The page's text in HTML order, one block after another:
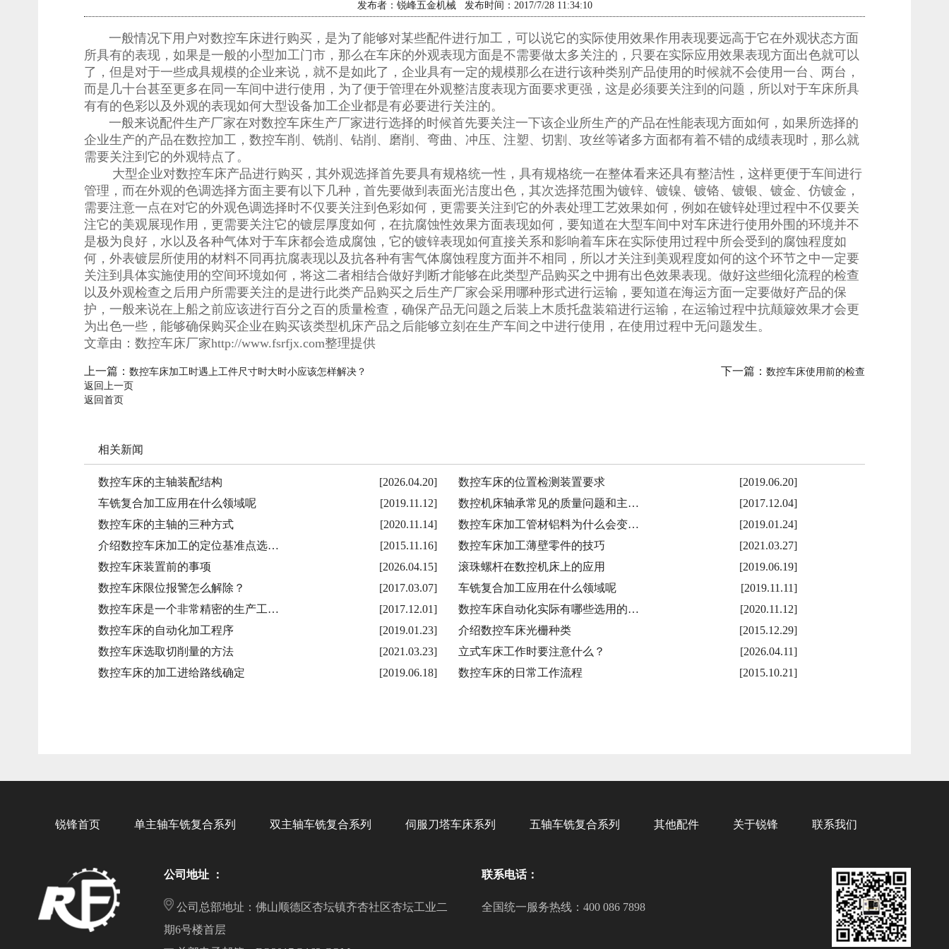
发布者：锐峰五金机械 发布时间：2017/7/28 11:34:10
一般情况下用户对数控车床进行购买，是为了能够对某些配件进行加工，可以说它的实际使用效果作用表现要远高于它在外观状态方面
所具有的表现，如果是一般的小型加工门市，那么在车床的外观表现方面是不需要做太多关注的，只要在实际应用效果表现方面出色就可以
了，但是对于一些成具规模的企业来说，就不是如此了，企业具有一定的规模那么在进行该种类别产品使用的时候就不会使用一台、两台，
而是几十台甚至更多在同一车间中进行使用，为了便于管理在外观整洁度表现方面要求更强，这是必须要关注到的问题，所以对于车床所具
有有的色彩以及外观的表现如何大型设备加工企业都是有必要进行关注的。
一般来说配件生产厂家在对数控车床生产厂家进行选择的时候首先要关注一下该企业所生产的产品在性能表现方面如何，如果所选择的
企业生产的产品在数控加工，数控车削、铣削、钻削、磨削、弯曲、冲压、注塑、切割、攻丝等诸多方面都有着不错的成绩表现时，那么就
需要关注到它的外观特点了。
大型企业对数控车床产品进行购买，其外观选择首先要具有规格统一性，具有规格统一在整体看来还具有整洁性，这样更便于车间进行
管理，而在外观的色调选择方面主要有以下几种，首先要做到表面光洁度出色，其次选择范围为镀锌、镀镍、镀铬、镀银、镀金、仿镀金，
需要注意一点在对它的外观色调选择时不仅要关注到色彩如何，更需要关注到它的外表处理工艺效果如何，例如在镀锌处理过程中不仅要关
注它的美观展现作用，更需要关注它的镀层厚度如何，在抗腐蚀性效果方面表现如何，要知道在大型车间中对车床进行使用外围的环境并不
是极为良好，水以及各种气体对于车床都会造成腐蚀，它的镀锌表现如何直接关系和影响着车床在实际使用过程中所会受到的腐蚀程度如
何，外表镀层所使用的材料不同再抗腐表现以及抗各种有害气体腐蚀程度方面并不相同，所以才关注到美观程度如何的这个环节之中一定要
关注到具体实施使用的空间环境如何，将这二者相结合做好判断才能够在此类型产品购买之中拥有出色效果表现。做好这些细化流程的检查
以及外观检查之后用户所需要关注的是进行此类产品购买之后生产厂家会采用哪种形式进行运输，要知道在海运方面一定要做好产品的保
护，一般来说在上船之前应该进行百分之百的质量检查，确保产品无问题之后装上木质托盘装箱进行运输，在运输过程中抗颠簸效果才会更
为出色一些，能够确保购买企业在购买该类型机床产品之后能够立刻在生产车间之中进行使用，在使用过程中无问题发生。
文章由：数控车床厂家http://www.fsrfjx.com整理提供
上一篇： 数控车床加工时遇上工件尺寸时大时小应该怎样解决？ 下一篇：数控车床使用前的检查
返回上一页
返回首页
相关新闻
[2026.04.20]
数控车床的主轴装配结构 [2019.06.20]
数控车床的位置检测装置要求
[2019.11.12]
车铣复合加工应用在什么领域呢 [2017.12.04]
数控机床轴承常见的质量问题和主…
[2020.11.14]
数控车床的主轴的三种方式 [2019.01.24]
数控车床加工管材铝料为什么会变…
[2015.11.16]
介绍数控车床加工的定位基准点选… [2021.03.27]
数控车床加工薄壁零件的技巧
[2026.04.15]
数控车床装置前的事项 [2019.06.19]
滚珠螺杆在数控机床上的应用
[2017.03.07]
数控车床限位报警怎么解除？ [2019.11.11]
车铣复合加工应用在什么领域呢
[2017.12.01]
数控车床是一个非常精密的生产工… [2020.11.12]
数控车床自动化实际有哪些选用的…
[2019.01.23]
数控车床的自动化加工程序 [2015.12.29]
介绍数控车床光栅种类
[2021.03.23]
数控车床选取切削量的方法 [2026.04.11]
立式车床工作时要注意什么？
[2019.06.18]
数控车床的加工进给路线确定 [2015.10.21]
数控车床的日常工作流程
锐锋首页 单主轴车铣复合系列 双主轴车铣复合系列 伺服刀塔车床系列 五轴车铣复合系列 其他配件 关于锐锋 联系我们
公司地址 ：
公司总部地址：佛山顺德区杏坛镇齐杏社区杏坛工业二
期6号楼首层
联系电话：
全国统一服务热线：400 086 7898